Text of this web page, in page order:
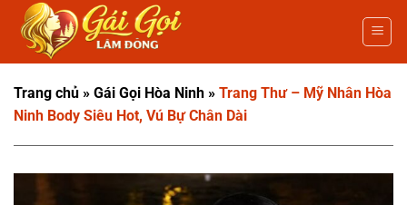
qua
Trang chủ » Gái Gọi Hòa Ninh » Trang Thư – Mỹ Nhân Hòa
Ninh Body Siêu Hot, Vú Bự Chân Dài